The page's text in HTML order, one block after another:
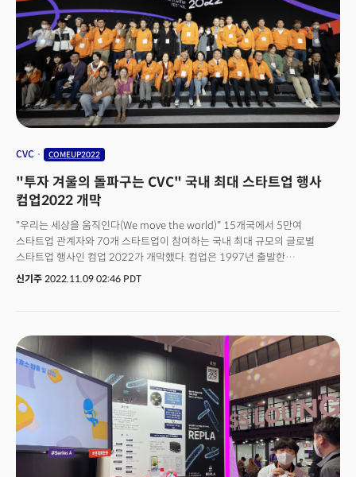
등을 제공하는 블록체인∙암호화폐 인프라 기업 DSRV를 창업했다. 김승주
교수는 한국인터넷진흥원(KISA)에서 암호기술팀장과 IT보안평가팀장으로
근무한 암호보안 전문가다. 노희섭 대표는 KT넥스알 본부장, 신세계I&C TF
총괄팀장을 거쳐 제주도 정보화담당관, 제주도 미래전략국장을 역임하는 등
민간과 공공 부문에서 경력을 쌓은 투자 전문가다.
CVC COMEUP2022
"투자 겨울의 돌파구는 CVC" 국내 최대 스타트업 행사
컴업2022 개막
"우리는 세상을 움직인다(We move the world)" 15개국에서 5만여
스타트업 관계자와 70개 스타트업이 참여하는 국내 최대 규모의 글로벌
스타트업 행사인 컴업 2022가 개막했다. 컴업은 1997년 출발한
벤처창업대전을 모태로 2019년부터 글로벌 스타트업 행사로 거듭났다. 올해
도약하는 것이 목표다. 윤관석 국회 산업통상자원중소벤처기업위원회
위원장은 “스타트업은 일자리 창출과 미래 성장의 동력"이라며 “국회 역시
디지털 전환을 위해 다양한 관련법 계정을 준비하고 있고 컴업2022가 한국
스타트업 생태계 성장의 계기가 되기를 바란다”고 밝혔다. 노영호 의원은
“세상이 바뀌고 있다는 걸 알고는 있지만 컴업2022에 오니 세상의 변화를
주도하는 주체가 스타트업이라는 사실이 새삼 느껴진다”고 말했다. 최성진
코리아스타트업포럼 대표는 “올해는 컴업이 정부 주도에서 민간 주도의
프로그램으로 재탄생하는 첫해”라면서 컴업2022의 슬로건인 “위 무브 더
신기주 2022.11.09 02:46 PDT